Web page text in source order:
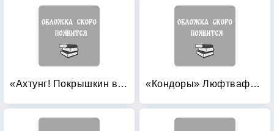
«Ахтунг! Покрышкин в воздухе!» «Сталинский сокол» №1 «Кондоры» Люфтваффе: Дальний бомбардировщик и разведчик Fw 200 «Condor»